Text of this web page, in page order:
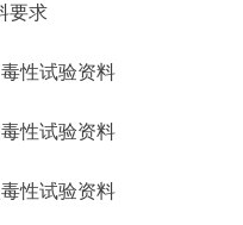
要求
性试验资料
性试验资料
性试验资料